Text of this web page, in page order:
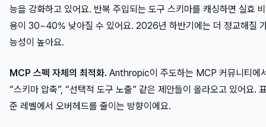
능을 강화하고 있어요. 반복 주입되는 도구 스키마를 캐싱하면 실효 비
용이 30~40% 낮아질 수 있어요. 2026년 하반기에는 더 정교해질
능성이 높아요.
MCP 스펙 자체의 최적화. Anthropic이 주도하는 MCP 커뮤니티에
“스키마 압축”, “선택적 도구 노출” 같은 제안들이 올라오고 있어요.
준 레벨에서 오버헤드를 줄이는 방향이에요.